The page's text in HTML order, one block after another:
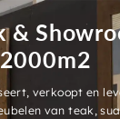
&
2000m2
verkoopt en
van teak,